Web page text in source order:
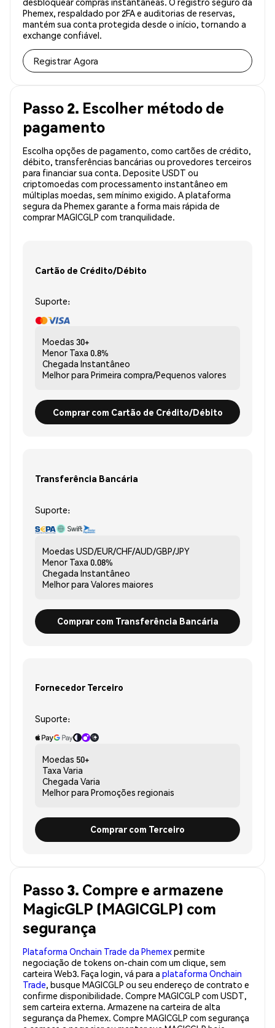
Phemex, respaldado por 2FA e auditorias de reservas,
mantém sua conta protegida desde o início, tornando a
exchange confiável.
Registrar Agora
Passo 2. Escolher método de
pagamento
Escolha opções de pagamento, como cartões de crédito,
débito, transferências bancárias ou provedores terceiros
para financiar sua conta. Deposite USDT ou
criptomoedas com processamento instantâneo em
múltiplas moedas, sem mínimo exigido. A plataforma
segura da Phemex garante a forma mais rápida de
comprar MAGICGLP com tranquilidade.
Cartão de Crédito/Débito
Suporte:
Moedas 30+
Menor Taxa 0.8%
Chegada Instantâneo
Melhor para Primeira compra/Pequenos valores
Comprar com Cartão de Crédito/Débito
Transferência Bancária
Suporte:
Moedas USD/EUR/CHF/AUD/GBP/JPY
Menor Taxa 0.08%
Chegada Instantâneo
Melhor para Valores maiores
Comprar com Transferência Bancária
Fornecedor Terceiro
Suporte:
Moedas 50+
Taxa Varia
Chegada Varia
Melhor para Promoções regionais
Comprar com Terceiro
Passo 3. Compre e armazene
MagicGLP (MAGICGLP) com
segurança
Plataforma Onchain Trade da Phemexpermite
negociação de tokens on-chain com um clique, sem
carteira Web3. Faça login, vá para a plataforma Onchain
Trade, busque MAGICGLP ou seu endereço de contrato e
confirme disponibilidade. Compre MAGICGLP com USDT,
sem carteira externa. Armazene na carteira de alta
segurança da Phemex. Compre MAGICGLP com segurança